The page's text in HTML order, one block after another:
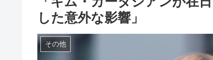
した意外な影響」
その他